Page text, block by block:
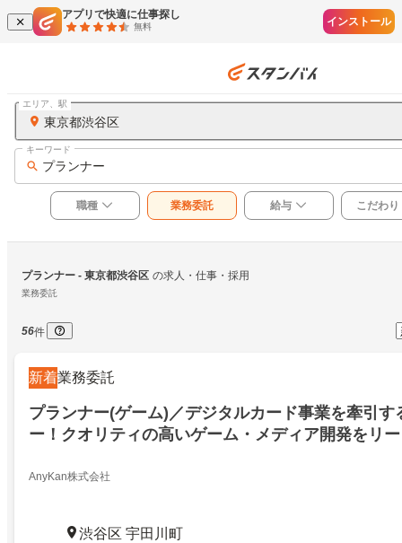
アプリで快適に仕事探し
無料 インストール
東京都渋谷区
エリア、駅
プランナー
キーワード
職種 業務委託 給与 こだわり
プランナー - 東京都渋谷区 の求人・仕事・採用
業務委託
56件
新着業務委託
プランナー(ゲーム)／デジタルカード事業を牽引す
ー！クオリティの高いゲーム・メディア開発をリ
いゲーム・メディア開発をリードしませんか？／
AnyKan株式会社
渋谷区 宇田川町